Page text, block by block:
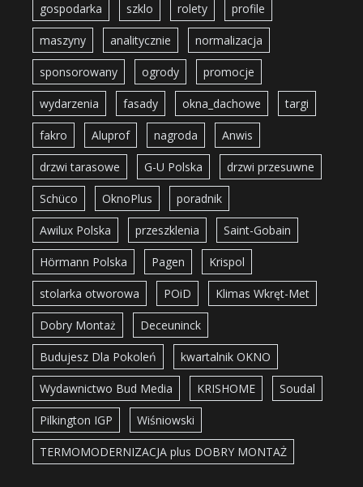
gospodarka szklo rolety profile
maszyny analitycznie normalizacja
sponsorowany ogrody promocje
wydarzenia fasady okna_dachowe targi
fakro Aluprof nagroda Anwis
drzwi tarasowe G-U Polska drzwi przesuwne
Schüco OknoPlus poradnik
Awilux Polska przeszklenia Saint-Gobain
Hörmann Polska Pagen Krispol
stolarka otworowa POiD Klimas Wkręt-Met
Dobry Montaż Deceuninck
Budujesz Dla Pokoleń kwartalnik OKNO
Wydawnictwo Bud Media KRISHOME Soudal
Pilkington IGP Wiśniowski
TERMOMODERNIZACJA plus DOBRY MONTAŻ